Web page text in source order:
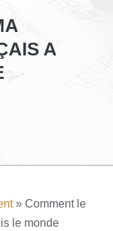
A
» Comment le
le monde